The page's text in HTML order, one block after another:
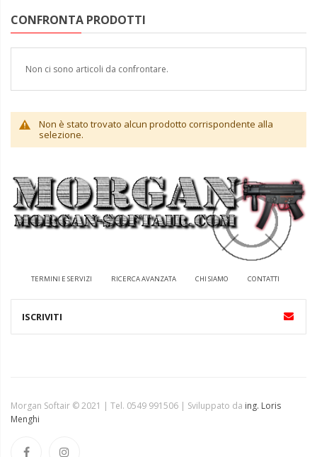
CONFRONTA PRODOTTI
Non ci sono articoli da confrontare.
Non è stato trovato alcun prodotto corrispondente alla
selezione.
TERMINI E SERVIZI RICERCA AVANZATA CHI SIAMO CONTATTI
Morgan Softair © 2021 | Tel. 0549 991506 | Sviluppato da ing. Loris
Menghi